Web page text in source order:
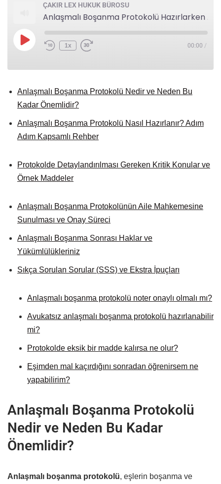
ÇAKIR LEX HUKUK BÜROSU
Anlaşmalı Boşanma Protokolü Hazırlarken Dikkat Edilmesi Gereken Altın Kurallar
1x 00:00 /
Anlaşmalı Boşanma Protokolü Nedir ve Neden Bu
Kadar Önemlidir?
Anlaşmalı Boşanma Protokolü Nasıl Hazırlanır? Adım
Adım Kapsamlı Rehber
Protokolde Detaylandırılması Gereken Kritik Konular ve
Örnek Maddeler
Anlaşmalı Boşanma Protokolünün Aile Mahkemesine
Sunulması ve Onay Süreci
Anlaşmalı Boşanma Sonrası Haklar ve
Yükümlülükleriniz
Sıkça Sorulan Sorular (SSS) ve Ekstra İpuçları
Anlaşmalı boşanma protokolü noter onaylı olmalı mı?
Avukatsız anlaşmalı boşanma protokolü hazırlanabilir
mi?
Protokolde eksik bir madde kalırsa ne olur?
Eşimden mal kaçırdığını sonradan öğrenirsem ne
yapabilirim?
Anlaşmalı Boşanma Protokolü
Nedir ve Neden Bu Kadar
Önemlidir?
Anlaşmalı boşanma protokolü, eşlerin boşanma ve